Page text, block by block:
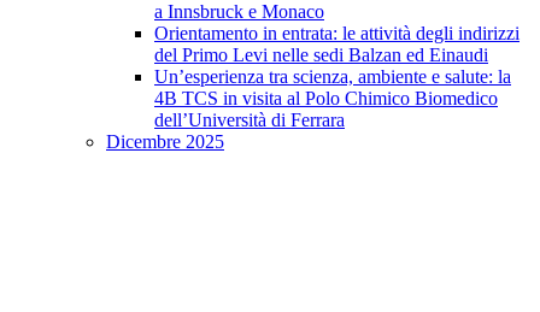
a Innsbruck e Monaco
Orientamento in entrata: le attività degli indirizzi
del Primo Levi nelle sedi Balzan ed Einaudi
Un’esperienza tra scienza, ambiente e salute: la
4B TCS in visita al Polo Chimico Biomedico
dell’Università di Ferrara
Dicembre 2025